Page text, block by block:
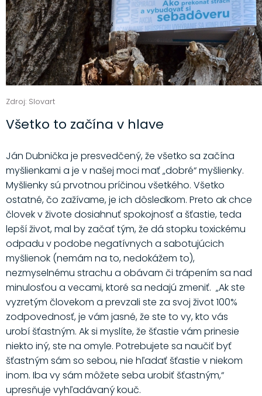
Zdroj: Slovart
Všetko to začína v hlave
Ján Dubnička je presvedčený, že všetko sa začína
myšlienkami a je v našej moci mať „dobré“ myšlienky.
Myšlienky sú prvotnou príčinou všetkého. Všetko
ostatné, čo zažívame, je ich dôsledkom. Preto ak chce
človek v živote dosiahnuť spokojnosť a šťastie, teda
lepší život, mal by začať tým, že dá stopku toxickému
odpadu v podobe negatívnych a sabotujúcich
myšlienok (nemám na to, nedokážem to),
nezmyselnému strachu a obávam či trápením sa nad
minulosťou a vecami, ktoré sa nedajú zmeniť. „Ak ste
vyzretým človekom a prevzali ste za svoj život 100%
zodpovednosť, je vám jasné, že ste to vy, kto vás
urobí šťastným. Ak si myslíte, že šťastie vám prinesie
niekto iný, ste na omyle. Potrebujete sa naučiť byť
šťastným sám so sebou, nie hľadať šťastie v niekom
inom. Iba vy sám môžete seba urobiť šťastným,“
upresňuje vyhľadávaný kouč.